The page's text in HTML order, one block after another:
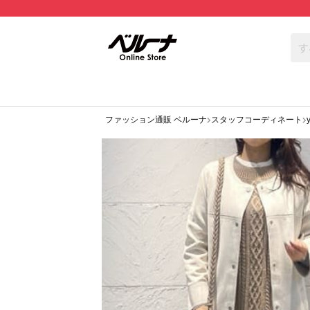
ファッション通販 ベルーナ スタッフコーディネート